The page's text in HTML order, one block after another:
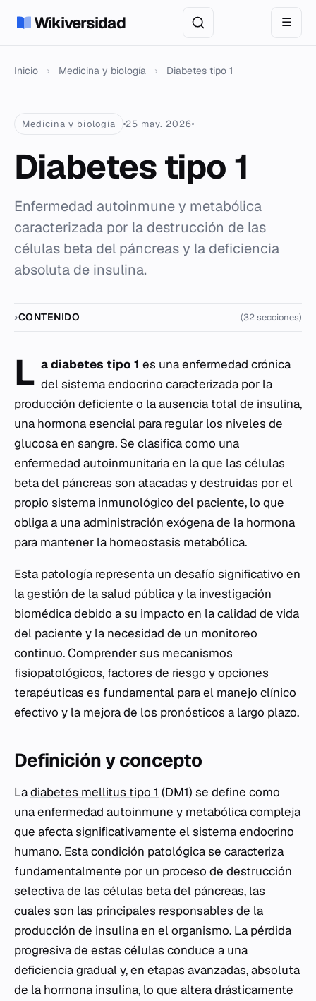
Wikiversidad ☰
Inicio › Medicina y biología › Diabetes tipo 1
Medicina y biología 25 may. 2026
Diabetes tipo 1
Enfermedad autoinmune y metabólica
caracterizada por la destrucción de las
células beta del páncreas y la deficiencia
absoluta de insulina.
CONTENIDO (32 secciones)
L a diabetes tipo 1 es una enfermedad crónica
del sistema endocrino caracterizada por la
producción deficiente o la ausencia total de insulina,
una hormona esencial para regular los niveles de
glucosa en sangre. Se clasifica como una
enfermedad autoinmunitaria en la que las células
beta del páncreas son atacadas y destruidas por el
propio sistema inmunológico del paciente, lo que
obliga a una administración exógena de la hormona
para mantener la homeostasis metabólica.
Esta patología representa un desafío significativo en
la gestión de la salud pública y la investigación
biomédica debido a su impacto en la calidad de vida
del paciente y la necesidad de un monitoreo
continuo. Comprender sus mecanismos
fisiopatológicos, factores de riesgo y opciones
terapéuticas es fundamental para el manejo clínico
efectivo y la mejora de los pronósticos a largo plazo.
Definición y concepto
Ladiabetes mellitus tipo 1 (DM1) se define como
una enfermedad autoinmune y metabólica compleja
que afecta significativamente el sistema endocrino
humano. Esta condición patológica se caracteriza
fundamentalmente por un proceso de destrucción
selectiva de las células beta del páncreas, las
cuales son las principales responsables de la
producción de insulina en el organismo. La pérdida
progresiva de estas células conduce a una
deficiencia gradual y, en etapas avanzadas, absoluta
de la hormona insulina, lo que altera drásticamente